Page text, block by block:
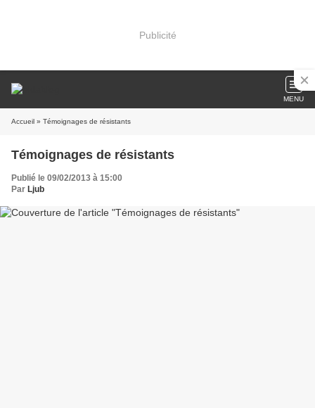
Publicité
MENU
Accueil » Témoignages de résistants
Témoignages de résistants
Publié le 09/02/2013 à 15:00
Par Ljub